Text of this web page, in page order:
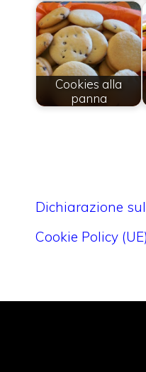
Cookies alla
panna
Dichiarazione
Cookie Policy (UE)